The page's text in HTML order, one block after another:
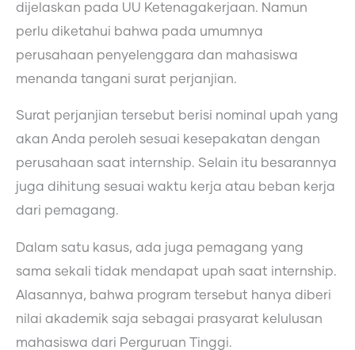
dijelaskan pada UU Ketenagakerjaan. Namun
perlu diketahui bahwa pada umumnya
perusahaan penyelenggara dan mahasiswa
menanda tangani surat perjanjian.
Surat perjanjian tersebut berisi nominal upah yang
akan Anda peroleh sesuai kesepakatan dengan
perusahaan saat internship. Selain itu besarannya
juga dihitung sesuai waktu kerja atau beban kerja
dari pemagang.
Dalam satu kasus, ada juga pemagang yang
sama sekali tidak mendapat upah saat internship.
Alasannya, bahwa program tersebut hanya diberi
nilai akademik saja sebagai prasyarat kelulusan
mahasiswa dari Perguruan Tinggi.